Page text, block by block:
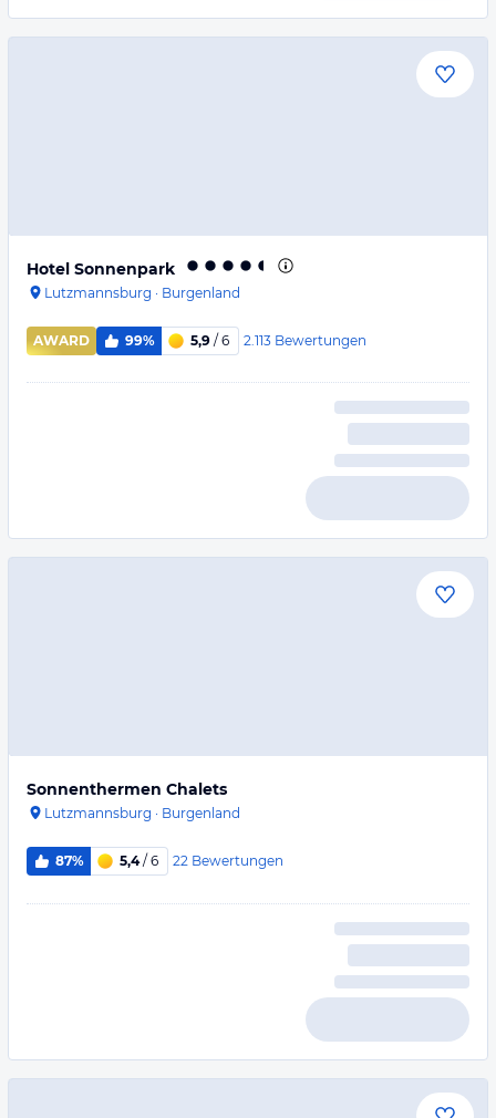
Hotel Sonnenpark
Lutzmannsburg · Burgenland
AWARD 99% 5,9 / 6 2.113 Bewertungen
Sonnenthermen Chalets
Lutzmannsburg · Burgenland
87% 5,4/ 6 22 Bewertungen